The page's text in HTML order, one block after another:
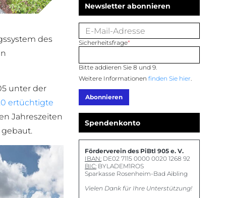
des
unter der
ertüchtigte
Jahreszeiten
Newsletter abonnieren
E-Mail-Adresse
Pflichtfeld
Sicherheitsfrage*
Bitte addieren Sie 8 und 9.
Weitere Informationen finden Sie hier.
Abonnieren
Spendenkonto
Förderverein des PiBtl 905 e. V.
IBAN: DE02 7115 0000 0020 1268 92
BIC: BYLADEM1ROS
Sparkasse Rosenheim-Bad Aibling
Vielen Dank für Ihre Unterstützung!